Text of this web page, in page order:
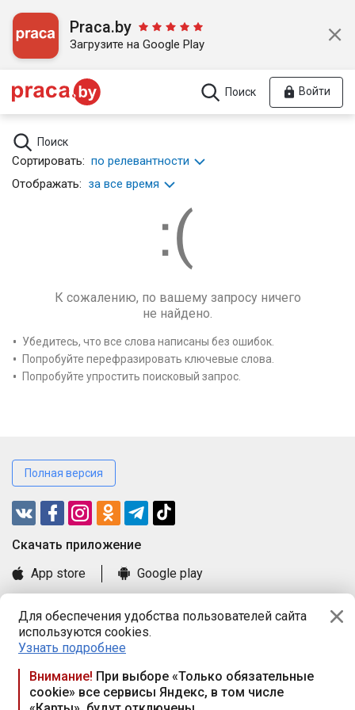
Для обеспечения удобства пользователей сайта
используются cookies.
Узнать подробнее
Внимание! При выборе «Только обязательные
cookie» все сервисы Яндекс, в том числе
Praca.by
Загрузите на Google Play
Поиск Войти
Поиск
Сортировать: по релевантности
Отображать: за все время
К сожалению, по вашему запросу ничего
не найдено.
Убедитесь, что все слова написаны без ошибок.
Попробуйте перефразировать ключевые слова.
Попробуйте упростить поисковый запрос.
Полная версия
Cкачать приложение
App store
Google play
Книга замечаний и предложений
Правила и документы
Praca.by © 2000—2026, ООО «ПРАЦА БАЙ»
Республика Беларусь, 220114, г. Минск, пр-т Независимости
117а, пом. № 9.